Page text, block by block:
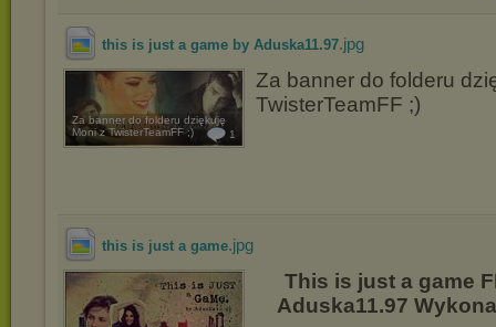
this is just a game by Aduska11.97.jpg
Za banner do folderu dziękuję
Moni z TwisterTeamFF ;)
1
Za banner do folderu
TwisterTeamFF ;)
this is just a game.jpg
This is just a game
Aduska11.97